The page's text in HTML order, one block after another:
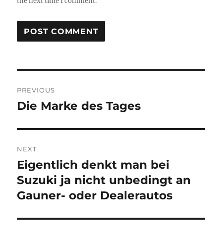
navigation
PREVIOUS
Previous
Die Marke des Tages
NEXT
Next
post:
Eigentlich denkt man bei
Suzuki ja nicht unbedingt an
Gauner- oder Dealerautos